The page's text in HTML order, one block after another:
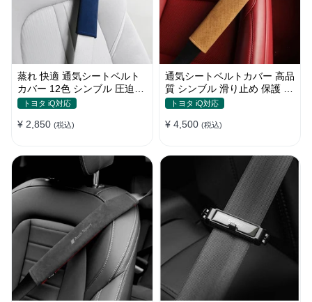
蒸れ 快適 通気シートベルト
カバー 12色 シンブル 圧迫感
軽減 保護 肩当てパッド
トヨタ iQ対応
¥ 2,850 (税込)
通気シートベルトカバー 高品
質 シンブル 滑り止め 保護 肩
当てパッド 圧迫感軽減
トヨタ iQ対応
¥ 4,500 (税込)